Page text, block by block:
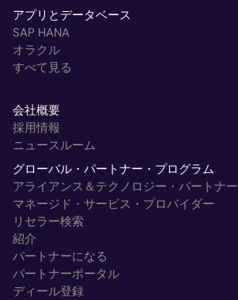
アプリとデータベース
SAP HANA
オラクル
すべて見る
会社概要
採用情報
ニュースルーム
グローバル・パートナー・プログラム
アライアンス＆テクノロジー・パートナー
マネージド・サービス・プロバイダー
リセラー検索
紹介
パートナーになる
パートナーポータル
ディール登録